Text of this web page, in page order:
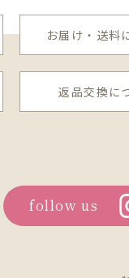
お届け・送料
返品交換に
follow us